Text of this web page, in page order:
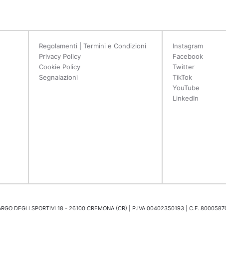
Regolamenti | Termini e Condizioni
Privacy Policy
Cookie Policy
Segnalazioni
Instagram
Facebook
Twitter
TikTok
YouTube
LinkedIn
DEGLI SPORTIVI 18 - 26100 CREMONA (CR) | P.IVA 00402350193 | C.F.